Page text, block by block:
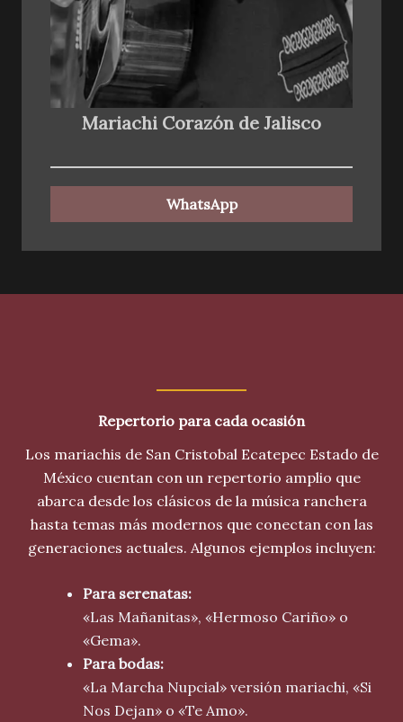
Mariachi Corazón de Jalisco
WhatsApp
Repertorio para cada ocasión
Los mariachis de San Cristobal Ecatepec Estado de
México cuentan con un repertorio amplio que
abarca desde los clásicos de la música ranchera
hasta temas más modernos que conectan con las
generaciones actuales. Algunos ejemplos incluyen:
Para serenatas:
«Las Mañanitas», «Hermoso Cariño» o
«Gema».
Para bodas:
«La Marcha Nupcial» versión mariachi, «Si
Nos Dejan» o «Te Amo».